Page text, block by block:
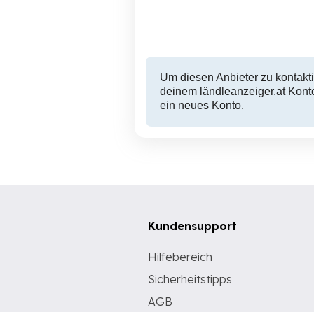
Um diesen Anbieter zu
deinem ländleanzeiger.at
ein neues Konto.
Kundensupport
Hilfebereich
Sicherheitstipps
AGB